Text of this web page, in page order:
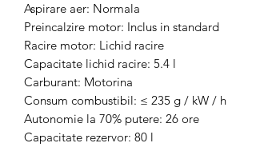
Aspirare aer: Normala
Preincalzire motor: Inclus in standard
Racire motor: Lichid racire
Capacitate lichid racire: 5.4 l
Carburant: Motorina
Consum combustibil: ≤ 235 g / kW / h
Autonomie la 70% putere: 26 ore
Capacitate rezervor: 80 l